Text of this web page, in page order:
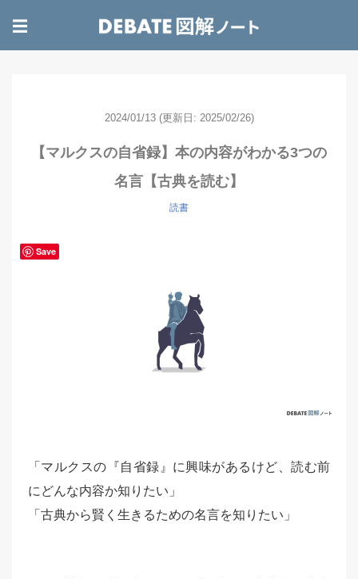
☰
2024/01/13 (更新日: 2025/02/26)
【マルクスの自省録】本の内容がわかる3つの
名言【古典を読む】
読書
「マルクスの『自省録』に興味があるけど、読む前
にどんな内容か知りたい」
「古典から賢く生きるための名言を知りたい」
Save